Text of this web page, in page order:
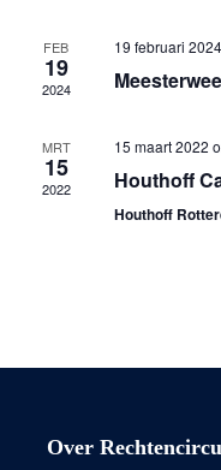
FEB
19
2024
19 februari 2024
MRT
15
2022
15 maart 2022
Houthoff
Houthoff
Over